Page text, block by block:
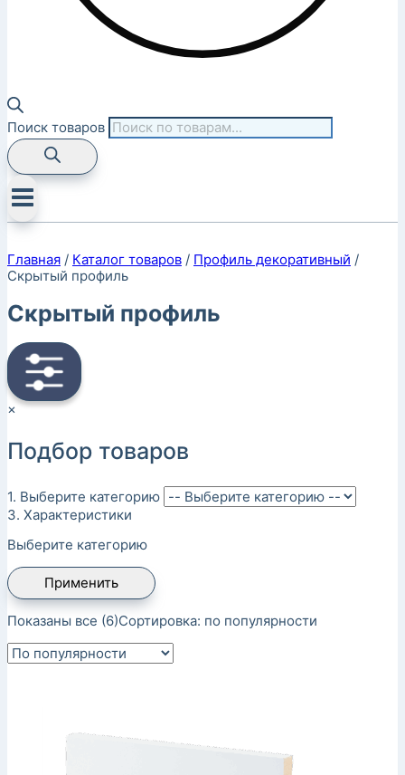
Поиск товаров
Главная / Каталог товаров / Профиль декоративный /
Скрытый профиль
Скрытый профиль
×
Подбор товаров
1. Выберите категорию
3. Характеристики
Выберите категорию
Применить
Показаны все (6)Сортировка: по популярности